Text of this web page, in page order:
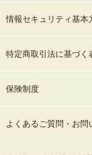
情報セキュリティ基本
特定商取引法に基づく
保険制度
よくあるご質問・お問